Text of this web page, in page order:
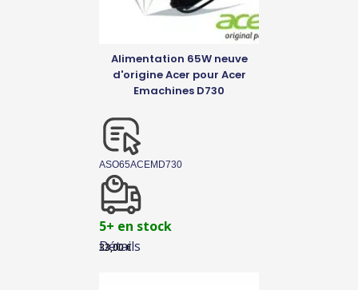
Détails
Alimentation 65W neuve
d'origine Acer pour Acer
Emachines D730
ASO65ACEMD730
5+ en stock
33,00€